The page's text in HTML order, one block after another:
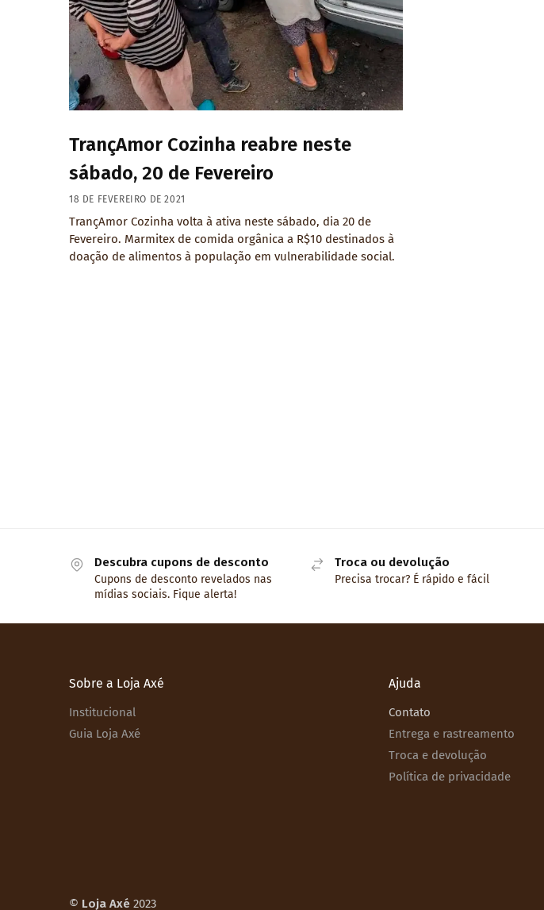
TrançAmor Cozinha reabre neste
sábado, 20 de Fevereiro
18 DE FEVEREIRO DE 2021
TrançAmor Cozinha volta à ativa neste sábado, dia 20 de
Fevereiro. Marmitex de comida orgânica a R$10 destinados à
doação de alimentos à população em vulnerabilidade social.
Descubra cupons de desconto
Cupons de desconto revelados nas
mídias sociais. Fique alerta!
Troca ou devolução
Precisa trocar? É rápido e fácil
Sobre a Loja Axé
Institucional
Guia Loja Axé
Ajuda
Contato
Entrega e rastreamento
Troca e devolução
Política de privacidade
© Loja Axé 2023